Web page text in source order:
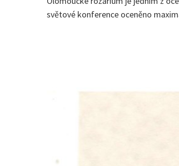
světové konference oceněno